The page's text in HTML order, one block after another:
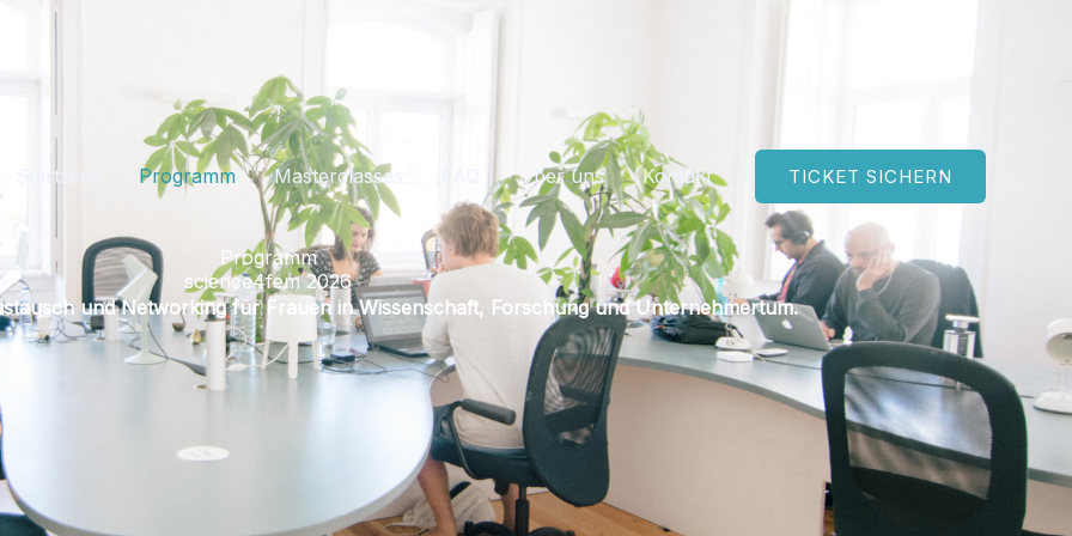
Startseite Programm Masterclasses Über uns Kontakt TICKET SICHERN
Programm
science4fem 2026
und Networking für Frauen in Wissenschaft, Forschung und Unternehmertum.